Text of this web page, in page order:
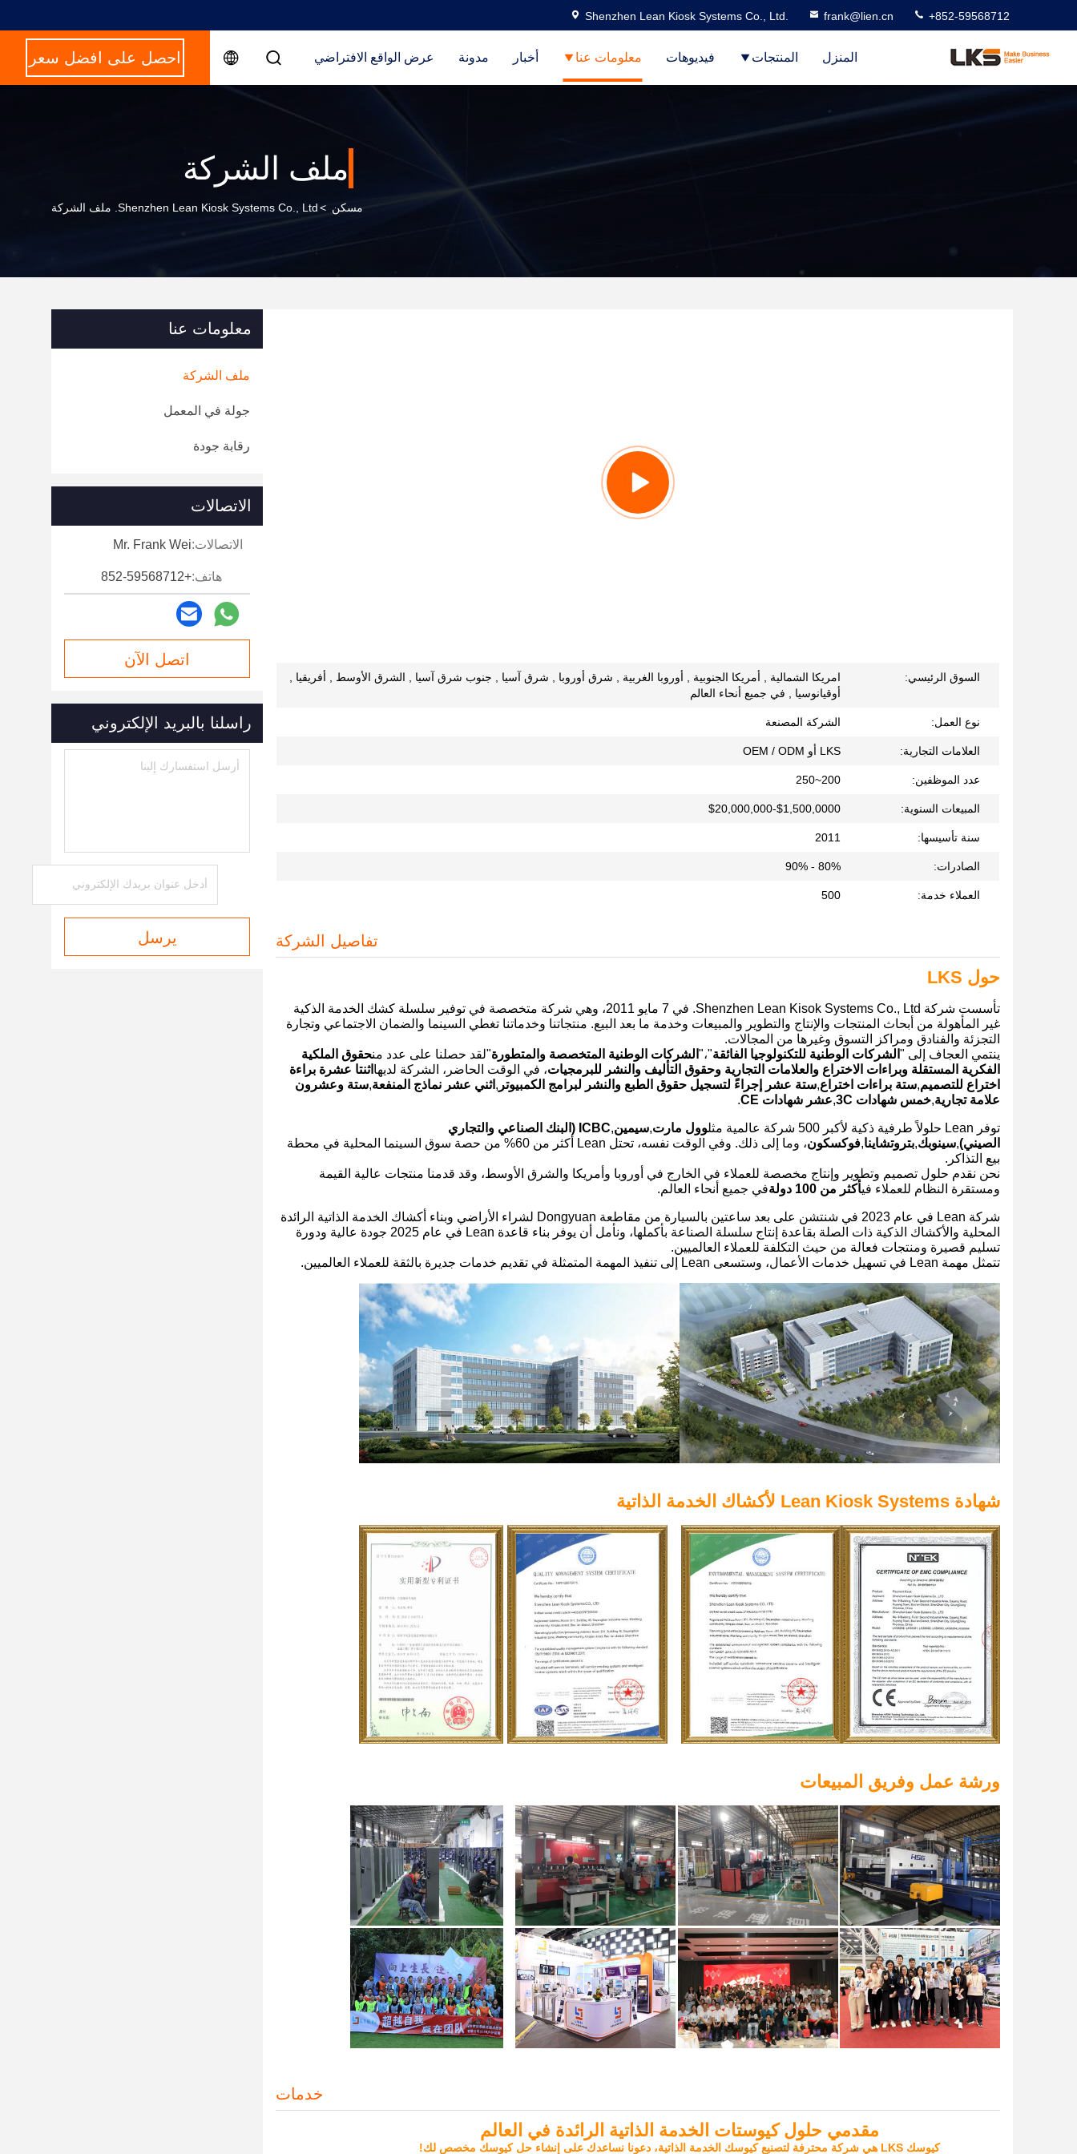
Shenzhen Lean Kiosk Systems Co., Ltd. frank@lien.cn +852-59568712
المنزل المنتجات فيديوهات معلومات عنا أخبار مدونة عرض الواقع الافتراضي احصل على افضل سعر
ملف الشركة
مسكن >Shenzhen Lean Kiosk Systems Co., Ltd. ملف الشركة
السوق الرئيسي:
امريكا الشمالية , أمريكا الجنوبية , أوروبا الغربية , شرق أوروبا , شرق آسيا , جنوب شرق آسيا , الشرق الأوسط , أفريقيا ,
أوقيانوسيا , في جميع أنحاء العالم
نوع العمل: الشركة المصنعة
العلامات التجارية: LKS أو OEM / ODM
عدد الموظفين: 200~250
المبيعات السنوية: $1,500,0000-$20,000,000
سنة تأسيسها: 2011
الصادرات: 80% - 90%
العملاء خدمة: 500
تفاصيل الشركة
حول LKS
تأسست شركة Shenzhen Lean Kisok Systems Co., Ltd. في 7 مايو 2011، وهي شركة متخصصة في توفير سلسلة كشك الخدمة الذكية
غير المأهولة من أبحاث المنتجات والإنتاج والتطوير والمبيعات وخدمة ما بعد البيع. منتجاتنا وخدماتنا تغطي السينما والضمان الاجتماعي وتجارة
التجزئة والفنادق ومراكز التسوق وغيرها من المجالات.
ينتمي العجاف إلى " الشركات الوطنية للتكنولوجيا الفائقة"،" الشركات الوطنية المتخصصة والمتطورة"لقد حصلنا على عدد منحقوق الملكية
الفكرية المستقلة وبراءات الاختراع والعلامات التجارية وحقوق التأليف والنشر للبرمجيات، في الوقت الحاضر، الشركة لديها اثنتا عشرة براءة
اختراع للتصميم,ستة براءات اختراع,ستة عشر إجراءً لتسجيل حقوق الطبع والنشر لبرامج الكمبيوتر , اثني عشر نماذج المنفعة,ستة وعشرون
علامة تجارية,خمس شهادات 3C ,عشر شهادات CE .
توفر Lean حلولاً طرفية ذكية لأكبر 500 شركة عالمية مثل وول مارت,سيمين,
ICBC (البنك الصناعي والتجاري
الصيني),سينوبك,بتروتشاينا,فوكسكون
، وما إلى ذلك. وفي الوقت نفسه، تحتل Lean أكثر من 60% من حصة سوق السينما المحلية في محطة
بيع التذاكر.
نحن نقدم حلول تصميم وتطوير وإنتاج مخصصة للعملاء في الخارج في أوروبا وأمريكا والشرق الأوسط، وقد قدمنا ​​منتجات عالية القيمة
ومستقرة النظام للعملاء فيأكثر من 100 دولة في جميع أنحاء العالم.
شركة Lean في عام 2023 في شنتشن على بعد ساعتين بالسيارة من مقاطعة Dongyuan لشراء الأراضي وبناء أكشاك الخدمة الذاتية الرائدة
المحلية والأكشاك الذكية ذات الصلة بقاعدة إنتاج سلسلة الصناعة بأكملها، ونأمل أن يوفر بناء قاعدة Lean في عام 2025 جودة عالية ودورة
تسليم قصيرة ومنتجات فعالة من حيث التكلفة للعملاء العالميين.
تتمثل مهمة Lean في تسهيل خدمات الأعمال، وستسعى Lean إلى تنفيذ المهمة المتمثلة في تقديم خدمات جديرة بالثقة للعملاء العالميين.
شهادة Lean Kiosk Systems لأكشاك الخدمة الذاتية
ورشة عمل وفريق المبيعات
خدمات
مقدمي حلول كيوستات الخدمة الذاتية الرائدة في العالم
كيوسك LKS هي شركة محترفة لتصنيع كيوسك الخدمة الذاتية، دعونا نساعدك على إنشاء حل كيوسك مخصص لك!
معلومات عنا
ملف الشركة
جولة في المعمل
رقابة جودة
الاتصالات
الاتصالات:Mr. Frank Wei
هاتف:+852-59568712
اتصل الآن
راسلنا بالبريد الإلكتروني
يرسل